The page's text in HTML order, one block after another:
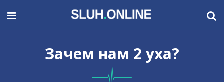
Зачем нам 2 уха?